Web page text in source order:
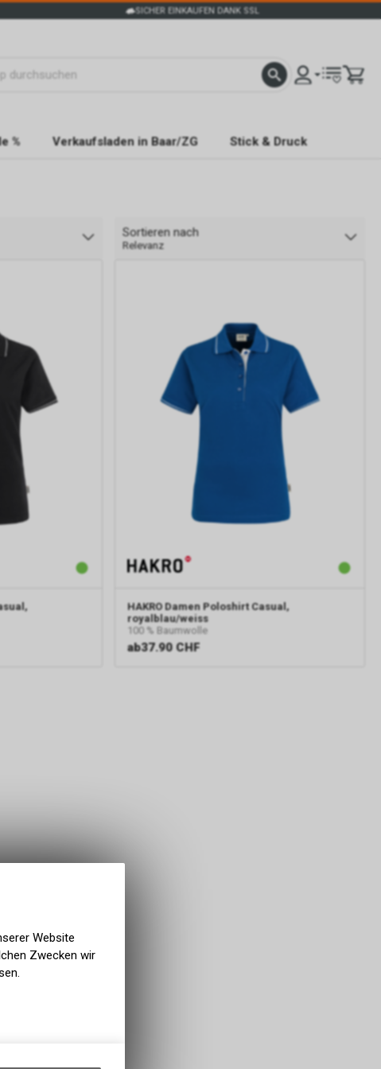
SICHER EINKAUFEN DANK SSL
% Verkaufsladen in Baar/ZG Stick & Druck
Sortieren nach
Relevanz
HAKRO Damen Poloshirt Casual,
royalblau/weiss
100 % Baumwolle
ab37.90 CHF
Website
Zwecken wir